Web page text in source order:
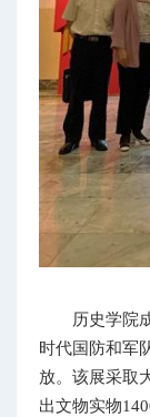
历史学院
时代国防和军
放。该展采取
出文物实物